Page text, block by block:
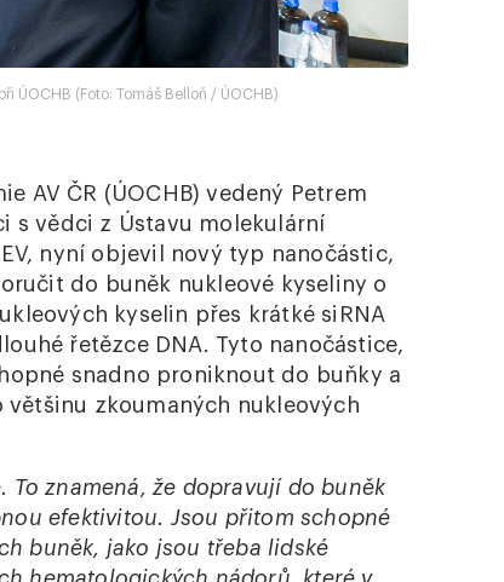
ÚOCHB (Foto: Tomáš Belloň / ÚOCHB)
AV ČR (ÚOCHB) vedený Petrem
s vědci z Ústavu molekulární
nyní objevil nový typ nanočástic,
do buněk nukleové kyseliny o
kyselin přes krátké siRNA
řetězce DNA. Tyto nanočástice,
snadno proniknout do buňky a
zkoumaných nukleových
znamená, že dopravují do buněk
efektivitou. Jsou přitom schopné
buněk, jako jsou třeba lidské